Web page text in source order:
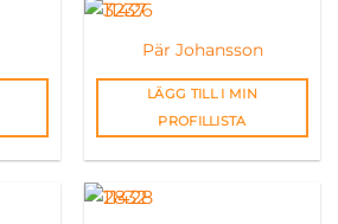
Pär Johansson
LÄGG TILL I MIN
PROFILLISTA